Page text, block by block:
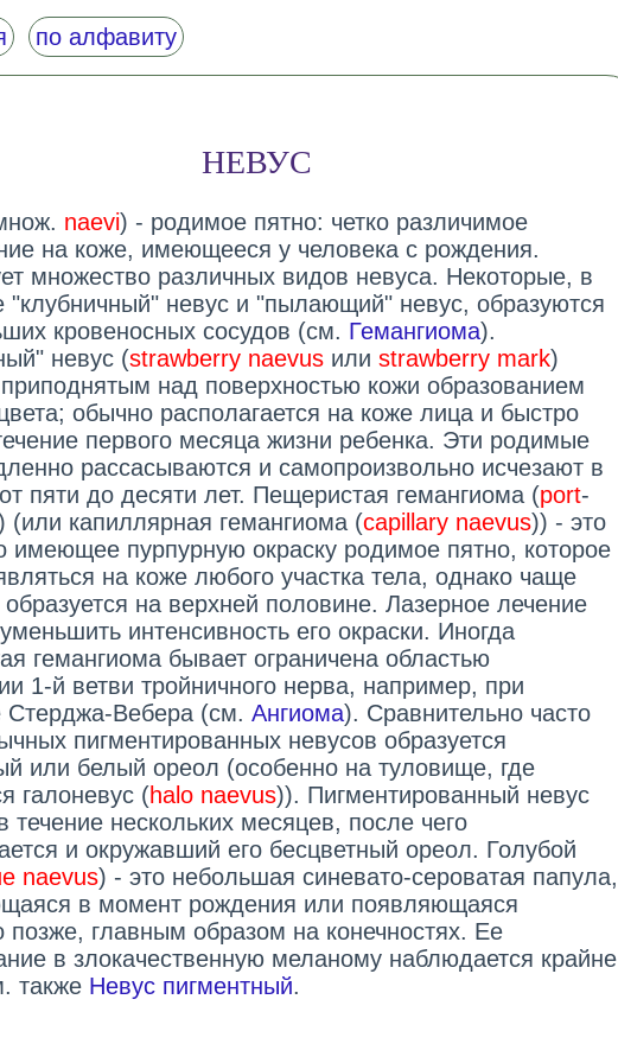
по алфавиту
НЕВУС
naevi) - родимое пятно: четко различимое
на коже, имеющееся у человека с рождения.
множество различных видов невуса. Некоторые, в
"клубничный" невус и "пылающий" невус, образуются
кровеносных сосудов (см. Гемангиома).
невус (strawberry naevus или strawberry mark)
над поверхностью кожи образованием
обычно располагается на коже лица и быстро
первого месяца жизни ребенка. Эти родимые
рассасываются и самопроизвольно исчезают в
пяти до десяти лет. Пещеристая гемангиома (port-
(или капиллярная гемангиома (capillary naevus)) - это
имеющее пурпурную окраску родимое пятно, которое
на коже любого участка тела, однако чаще
образуется на верхней половине. Лазерное лечение
интенсивность его окраски. Иногда
гемангиома бывает ограничена областью
1-й ветви тройничного нерва, например, при
Стерджа-Вебера (см. Ангиома). Сравнительно часто
пигментированных невусов образуется
или белый ореол (особенно на туловище, где
галоневус (halo naevus)). Пигментированный невус
течение нескольких месяцев, после чего
и окружавший его бесцветный ореол. Голубой
naevus) - это небольшая синевато-сероватая папула,
в момент рождения или появляющаяся
позже, главным образом на конечностях. Ее
в злокачественную меланому наблюдается крайне
также Невус пигментный.